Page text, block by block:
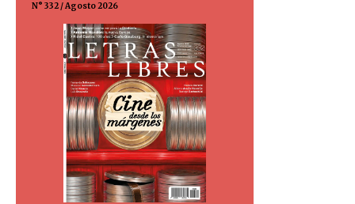
N° 332 / Agosto 2026